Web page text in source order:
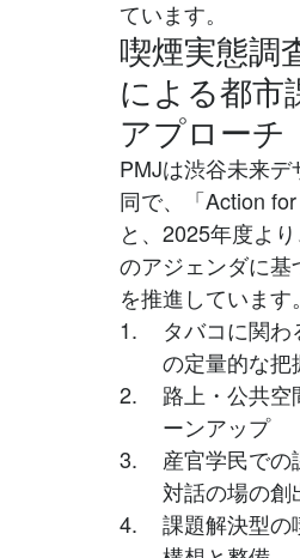
ています。
喫煙実態調
による都市
アプローチ
PMJは渋谷未来デ
同で、「Action
と、2025年度よ
のアジェンダに基
を推進しています。
タバコに関わ
の定量的な把
路上・公共空
ーンアップ
産官学民での
対話の場の創
課題解決型の